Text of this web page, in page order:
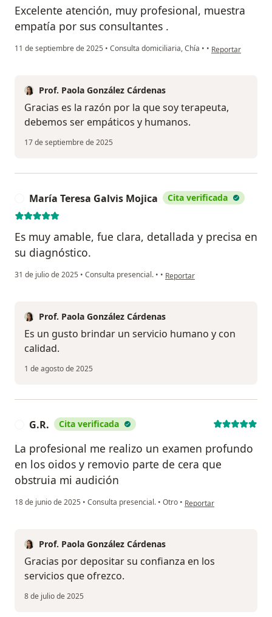
Excelente atención, muy profesional, muestra
empatía por sus consultantes .
11 de septiembre de 2025 • Consulta domiciliaria, Chía • • en opinión del
Reportar
Prof. Paola González Cárdenas
Gracias es la razón por la que soy terapeuta,
debemos ser empáticos y humanos.
17 de septiembre de 2025
María Teresa Galvis Mojica Cita verificada
Es muy amable, fue clara, detallada y precisa en
su diagnóstico.
31 de julio de 2025 • Consulta presencial. • • en opinión del usuario María
Reportar
Prof. Paola González Cárdenas
Es un gusto brindar un servicio humano y con
calidad.
1 de agosto de 2025
G.R. Cita verificada
La profesional me realizo un examen profundo
en los oidos y removio parte de cera que
obstruia mi audición
18 de junio de 2025 • Consulta presencial. • Otro • en opinión del usuario
Reportar
Prof. Paola González Cárdenas
Gracias por depositar su confianza en los
servicios que ofrezco.
8 de julio de 2025